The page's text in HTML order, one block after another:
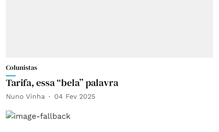
Colunistas
Tarifa, essa “bela” palavra
Nuno Vinha 04 Fev 2025